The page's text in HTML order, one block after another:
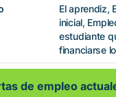
El aprendiz,
inicial,
estudiante
financiarse
de empleo